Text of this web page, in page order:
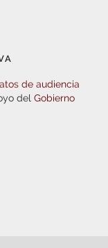
de audiencia
del Gobierno